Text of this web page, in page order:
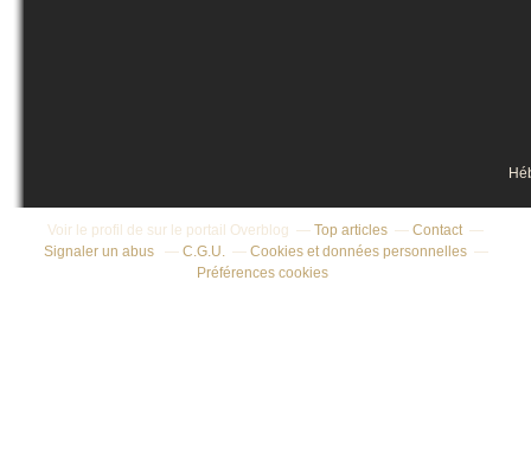
Voir le profil de sur le portail Overblog Top articles
Contact
Signaler un abus
C.G.U.
Cookies et données personnelles
Préférences cookies